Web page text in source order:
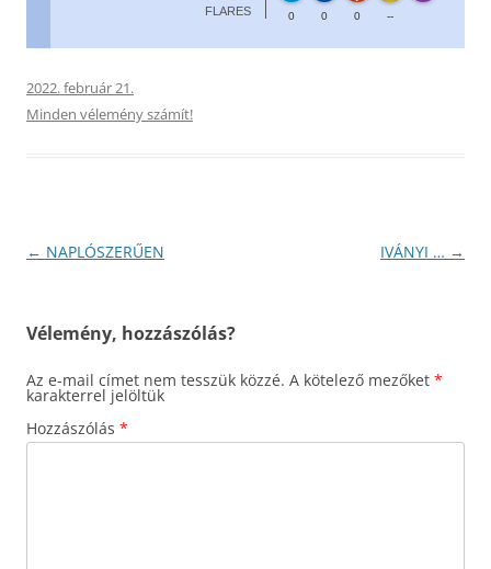
FLARES 0 0 0 --
2022. február 21.
Minden vélemény számít!
Bejegyzés
← NAPLÓSZERŰEN IVÁNYI … →
Vélemény, hozzászólás?
Az e-mail címet nem tesszük közzé. A kötelező mezőket *
karakterrel jelöltük
Hozzászólás *